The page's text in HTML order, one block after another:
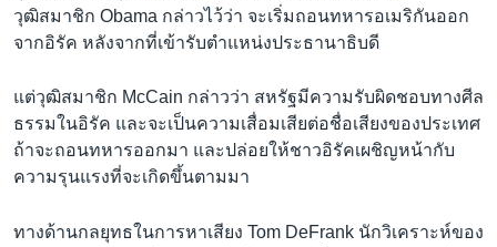
วุฒิสมาชิก Obama กล่าวไว้ว่า จะเริ่มถอนทหารอเมริกันออก
จากอิรัค หลังจากที่เข้ารับตำแหน่งประธานาธิบดี
แต่วุฒิสมาชิก McCain กล่าวว่า สหรัฐมีความรับผิดชอบทางศีล
ธรรมในอิรัค และจะเป็นความเสื่อมเสียต่อชื่อเสียงของประเทศ
ถ้าจะถอนทหารออกมา และปล่อยให้ชาวอิรัคเผชิญหน้ากับ
ความรุนแรงที่จะเกิดขึ้นตามมา
ทางด้านกลยุทธในการหาเสียง Tom DeFrank นักวิเคราะห์ของ